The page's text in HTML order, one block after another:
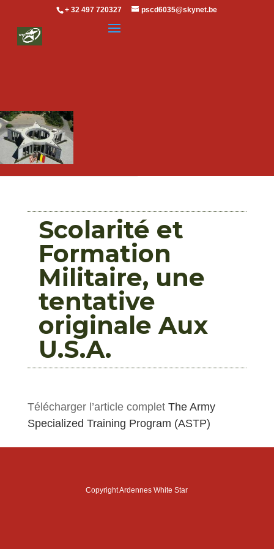
+ 32 497 720327 pscd6035@skynet.be
Scolarité et
Formation
Militaire, une
tentative
originale Aux
U.S.A.
Télécharger l’article complet The Army
Specialized Training Program (ASTP)
Copyright Ardennes White Star